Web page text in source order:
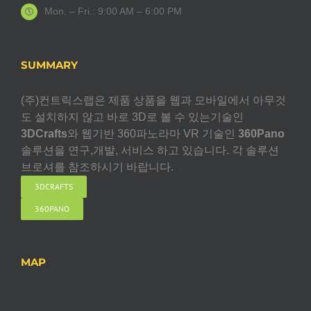
Mon. – Fri.: 9:00 AM – 6:00 PM
SUMMARY
(주)컨트릭스랩은 제품 상품을 웹과 모바일에서 아무것
도 설치하지 않고 바로 3D로 볼 수 있는기술인
3DCrafts와 웹기반 360파노라마 VR 기술인 360Pano
솔루션을 연구,개발, 서비스 하고 있습니다. 각 솔루션
브로셔를 참조하시기 바랍니다.
3DCRAFTS
360PANO
MAP